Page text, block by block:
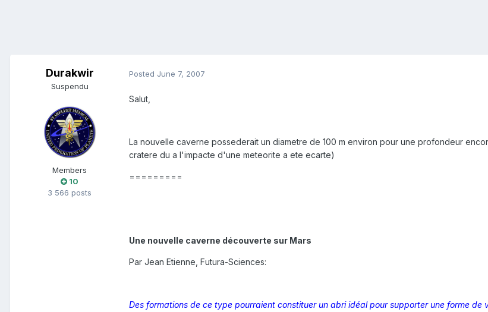
Durakwir
Suspendu
Members
10
3 566 posts
Posted June 7, 2007
Salut,
La nouvelle caverne possederait un diametre de 100 m environ pour une profondeur
cratere du a l'impacte d'une meteorite a ete ecarte)
=========
Une nouvelle caverne découverte sur Mars
Par Jean Etienne, Futura-Sciences:
Des formations de ce type pourraient constituer un abri idéal pour supporter une forme